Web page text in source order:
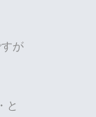
が
と